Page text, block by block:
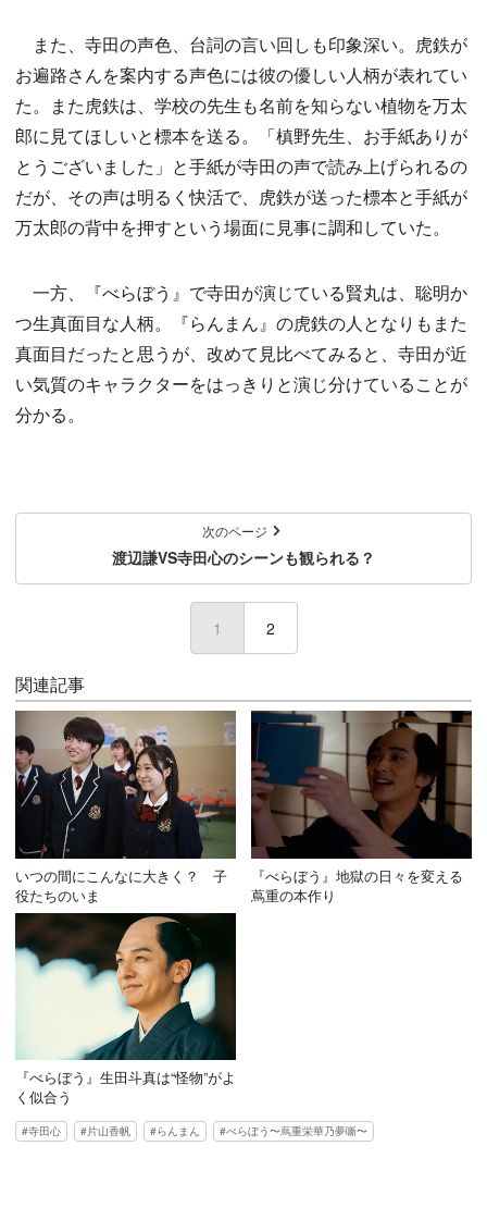
また、寺田の声色、台詞の言い回しも印象深い。虎鉄が
お遍路さんを案内する声色には彼の優しい人柄が表れてい
た。また虎鉄は、学校の先生も名前を知らない植物を万太
郎に見てほしいと標本を送る。「槙野先生、お手紙ありが
とうございました」と手紙が寺田の声で読み上げられるの
だが、その声は明るく快活で、虎鉄が送った標本と手紙が
万太郎の背中を押すという場面に見事に調和していた。
一方、『べらぼう』で寺田が演じている賢丸は、聡明か
つ生真面目な人柄。『らんまん』の虎鉄の人となりもまた
真面目だったと思うが、改めて見比べてみると、寺田が近
い気質のキャラクターをはっきりと演じ分けていることが
分かる。
次のページ
渡辺謙VS寺田心のシーンも観られる？
1 (current)
2
関連記事
いつの間にこんなに大きく？ 子
役たちのいま
『べらぼう』地獄の日々を変える
蔦重の本作り
『べらぼう』生田斗真は“怪物”がよ
く似合う
寺田心 片山香帆 らんまん べらぼう〜蔦重栄華乃夢噺〜